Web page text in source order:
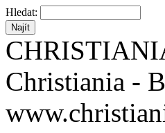
Hledat:
Christiania -